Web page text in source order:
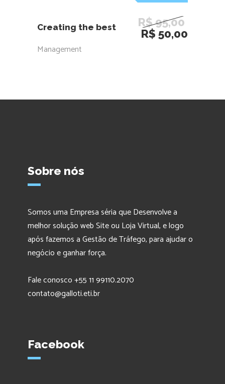
Sale
ADICIONAR AO CARRINHO
Creating the best R$95,00
O
R$ 50,00
Management
Sobre nós
Somos uma Empresa séria que Desenvolve a
melhor solução web Site ou Loja Virtual, e logo
após fazemos a Gestão de Tráfego, para ajudar o
negócio e ganhar força.
Fale conosco +55 11 99110.2070
contato@galloti.eti.br
Facebook